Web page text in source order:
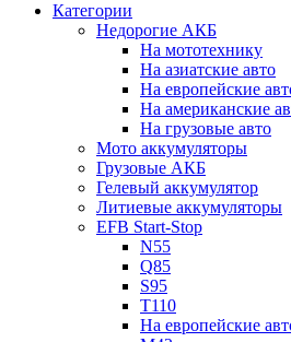
Категории
Недорогие АКБ
На мототехнику
На азиатские авто
На европейские
На американские
На грузовые авто
Мото аккумуляторы
Грузовые АКБ
Гелевый аккумулятор
Литиевые аккумуляторы
EFB Start-Stop
N55
Q85
S95
T110
На европейские